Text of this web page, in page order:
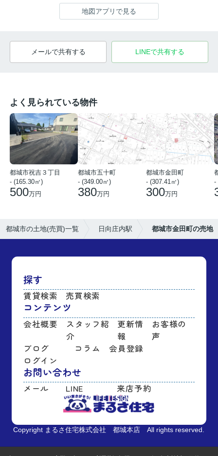
地図アプリで見る
メールで共有する LINEで共有する
よく見られている物件
都城市祝吉３丁目
- (165.30㎡)
500万円
都城市五十町
- (349.00㎡)
380万円
都城市金田町
- (307.41㎡)
300万円
-
都城市の土地(売買)一覧 日向庄内駅 都城市金田町の売地
探す
賃貸検索 売買検索
コンテンツ
会社概要
スタッフ紹
介
更新情
報
お客様の
声
ブログ
コラム
会員登録
ログイン
お問い合わせ
メール LINE 来店予約
Copyright まるさ住宅株式会社 都城本店 All rights reserved.